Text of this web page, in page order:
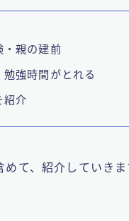
・親の建前
強時間がとれる
紹介
て、紹介していき